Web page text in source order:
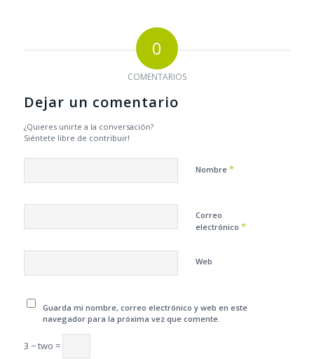
0
COMENTARIOS
Dejar un comentario
¿Quieres unirte a la conversación?
Siéntete libre de contribuir!
Nombre *
Correo
electrónico *
Web
Guarda mi nombre, correo electrónico y web en este
navegador para la próxima vez que comente.
3 − two =